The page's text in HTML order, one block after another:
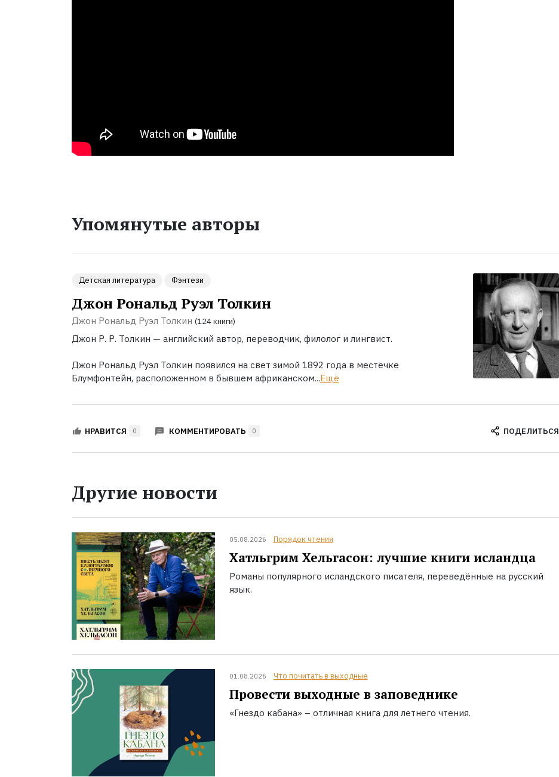
Упомянутые авторы
Детская литература Фэнтези
Джон Рональд Руэл Толкин
Джон Рональд Руэл Толкин (124 книги)
Джон Р. Р. Толкин — английский автор, переводчик, филолог и лингвист.
Джон Рональд Руэл Толкин появился на свет зимой 1892 года в местечке
Блумфонтейн, расположенном в бывшем африканском...Ещё
НРАВИТСЯ 0 КОММЕНТИРОВАТЬ 0 ПОДЕЛИТЬСЯ
Другие новости
05.08.2026 Порядок чтения
Хатльгрим Хельгасон: лучшие книги исландца
Романы популярного исландского писателя, переведённые на русский
язык.
01.08.2026 Что почитать в выходные
Провести выходные в заповеднике
«Гнездо кабана» – отличная книга для летнего чтения.